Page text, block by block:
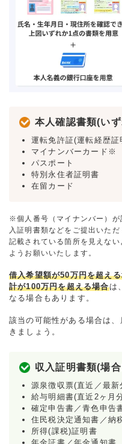
本人確認書類(い
運転免許証(運転経歴証
マイナンバーカード※
パスポート
特別永住者証明書
在留カード
※個人番号（マイナンバー）が
入証明書類などをご提出いた
記載されている箇所を見えな
ようお願いいたします。
借入希望額が50万円を超え
計が100万円を超える場合は
なる場合もあります。
該当の可能性がある場合は
きましょう。
収入証明書類(場
源泉徴収票(直近／最新
給与明細書(直近2ヶ月
確定申告書／青色申告
住民税決定通知書／納
所得(課税)証明書